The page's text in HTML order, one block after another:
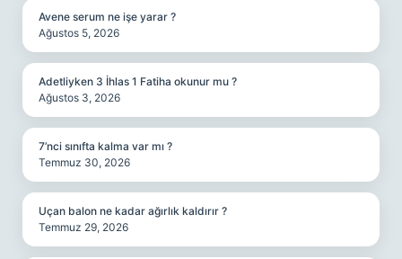
Avene serum ne işe yarar ?
Ağustos 5, 2026
Adetliyken 3 İhlas 1 Fatiha okunur mu ?
Ağustos 3, 2026
7’nci sınıfta kalma var mı ?
Temmuz 30, 2026
Uçan balon ne kadar ağırlık kaldırır ?
Temmuz 29, 2026